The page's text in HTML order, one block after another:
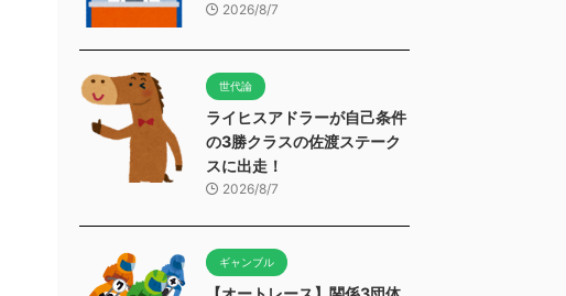
2026/8/7
世代論
ライヒスアドラーが自己条件
の3勝クラスの佐渡ステーク
スに出走！
2026/8/7
ギャンブル